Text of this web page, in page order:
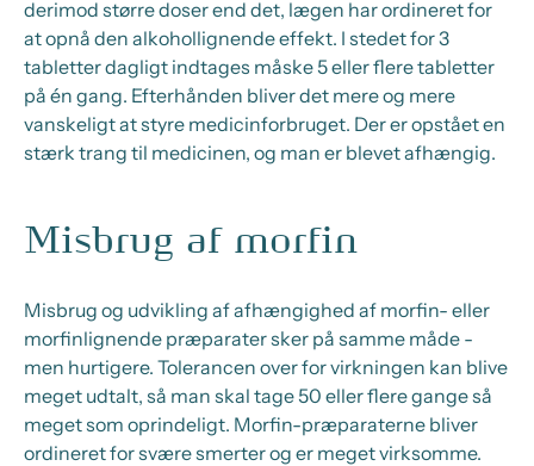
derimod større doser end det, lægen har ordineret for
at opnå den alkohollignende effekt. I stedet for 3
tabletter dagligt indtages måske 5 eller flere tabletter
på én gang. Efterhånden bliver det mere og mere
vanskeligt at styre medicinforbruget. Der er opstået en
stærk trang til medicinen, og man er blevet afhængig.
Misbrug af morfin
Misbrug og udvikling af afhængighed af morfin- eller
morfinlignende præparater sker på samme måde -
men hurtigere. Tolerancen over for virkningen kan blive
meget udtalt, så man skal tage 50 eller flere gange så
meget som oprindeligt. Morfin-præparaterne bliver
ordineret for svære smerter og er meget virksomme.